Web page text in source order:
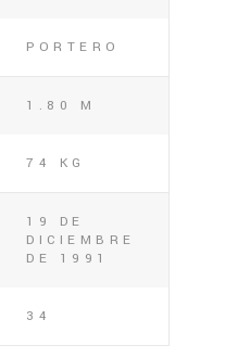
PORTERO
1.80 M
74 KG
19 DE
DICIEMBRE
DE 1991
34